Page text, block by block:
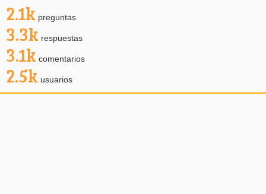
2.1k preguntas
3.3k respuestas
3.1k comentarios
2.5k usuarios